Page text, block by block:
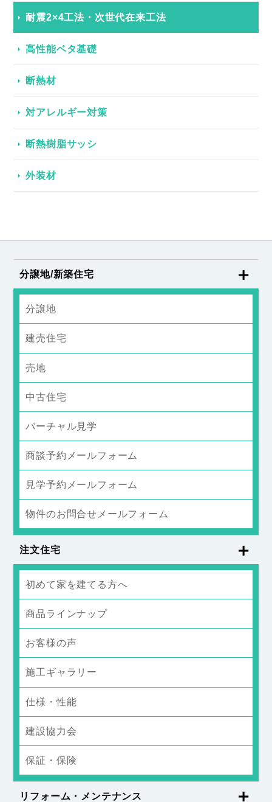
耐震2×4工法・次世代在来工法
高性能ベタ基礎
断熱材
対アレルギー対策
断熱樹脂サッシ
外装材
分譲地/新築住宅
分譲地
建売住宅
売地
中古住宅
バーチャル見学
商談予約メールフォーム
見学予約メールフォーム
物件のお問合せメールフォーム
注文住宅
初めて家を建てる方へ
商品ラインナップ
お客様の声
施工ギャラリー
仕様・性能
建設協力会
保証・保険
リフォーム・メンテナンス